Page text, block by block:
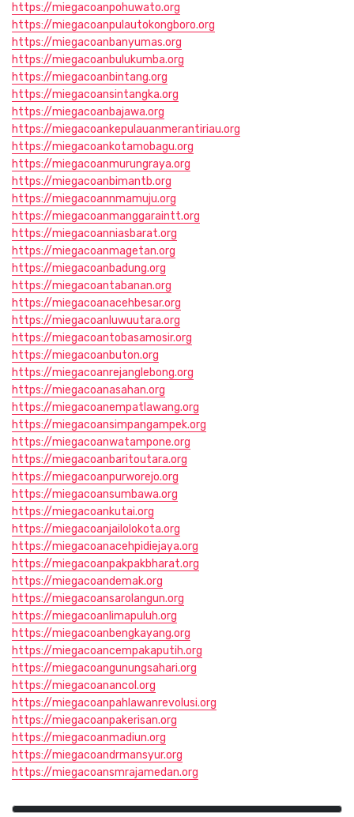
https://miegacoanpohuwato.org
https://miegacoanpulautokongboro.org
https://miegacoanbanyumas.org
https://miegacoanbulukumba.org
https://miegacoanbintang.org
https://miegacoansintangka.org
https://miegacoanbajawa.org
https://miegacoankepulauanmerantiriau.org
https://miegacoankotamobagu.org
https://miegacoanmurungraya.org
https://miegacoanbimantb.org
https://miegacoannmamuju.org
https://miegacoanmanggaraintt.org
https://miegacoanniasbarat.org
https://miegacoanmagetan.org
https://miegacoanbadung.org
https://miegacoantabanan.org
https://miegacoanacehbesar.org
https://miegacoanluwuutara.org
https://miegacoantobasamosir.org
https://miegacoanbuton.org
https://miegacoanrejanglebong.org
https://miegacoanasahan.org
https://miegacoanempatlawang.org
https://miegacoansimpangampek.org
https://miegacoanwatampone.org
https://miegacoanbaritoutara.org
https://miegacoanpurworejo.org
https://miegacoansumbawa.org
https://miegacoankutai.org
https://miegacoanjailolokota.org
https://miegacoanacehpidiejaya.org
https://miegacoanpakpakbharat.org
https://miegacoandemak.org
https://miegacoansarolangun.org
https://miegacoanlimapuluh.org
https://miegacoanbengkayang.org
https://miegacoancempakaputih.org
https://miegacoangunungsahari.org
https://miegacoanancol.org
https://miegacoanpahlawanrevolusi.org
https://miegacoanpakerisan.org
https://miegacoanmadiun.org
https://miegacoandrmansyur.org
https://miegacoansmrajamedan.org